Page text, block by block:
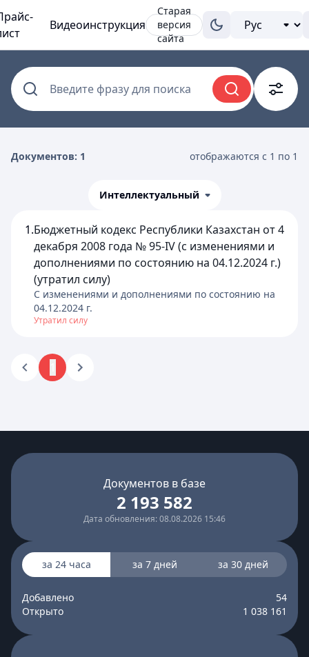
Видеоинструкция
Старая
версия
сайта
Введите фразу для поиска
Документов: 1 отображаются с 1 по 1
Интеллектуальный
1.Бюджетный кодекс Республики Казахстан от 4
декабря 2008 года № 95-IV (с изменениями и
дополнениями по состоянию на 04.12.2024 г.)
(утратил силу)
C изменениями и дополнениями по состоянию на
04.12.2024 г.
Утратил силу
Документов в базе
2 193 582
Дата обновления: 08.08.2026 15:46
за 24 часа за 7 дней за 30 дней
Добавлено
54
Открыто
1 038 161